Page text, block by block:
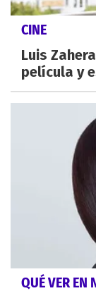
CINE
Luis
película y
QUÉ VER EN